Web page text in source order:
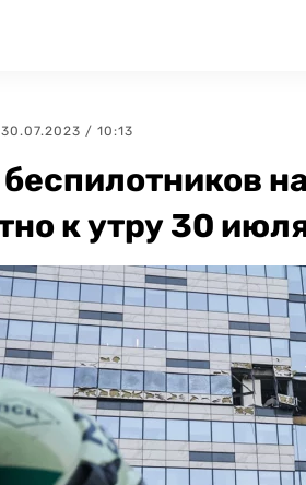
| 30.07.2023 / 10:13
к утру 30